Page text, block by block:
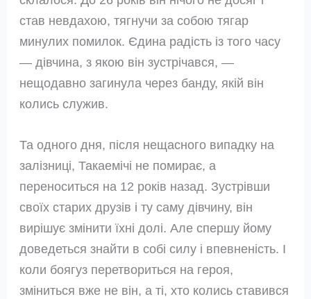
став невдахою, тягнучи за собою тягар
минулих помилок. Єдина радість із того часу
— дівчина, з якою він зустрічався, —
нещодавно загинула через банду, якій він
колись служив.
Та одного дня, після нещасного випадку на
залізниці, Такаемічі не помирає, а
переноситься на 12 років назад. Зустрівши
своїх старих друзів і ту саму дівчину, він
вирішує змінити їхні долі. Але спершу йому
доведеться знайти в собі силу і впевненість. І
коли боягуз перетвориться на героя,
зміниться вже не він, а ті, хто колись ставився